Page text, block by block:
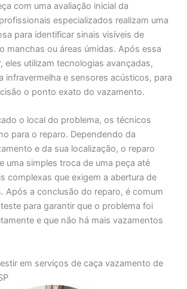
com uma avaliação inicial da
especializados realizam uma
para identificar sinais visíveis de
manchas ou áreas úmidas. Após essa
eles utilizam tecnologias avançadas,
infravermelha e sensores acústicos, para
o ponto exato do vazamento.
o local do problema, os técnicos
para o reparo. Dependendo da
e da sua localização, o reparo
uma simples troca de uma peça até
complexas que exigem a abertura de
Após a conclusão do reparo, é comum
para garantir que o problema foi
e que não há mais vazamentos
em serviços de caça vazamento de